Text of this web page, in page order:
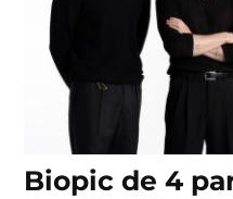
Biopic de 4